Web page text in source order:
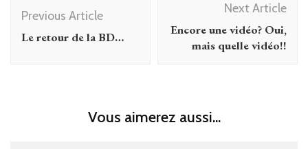
Navigation
Previous Article
Le retour de la BD…
Next Article
Encore une vidéo? Oui,
mais quelle vidéo!!
Vous aimerez aussi...